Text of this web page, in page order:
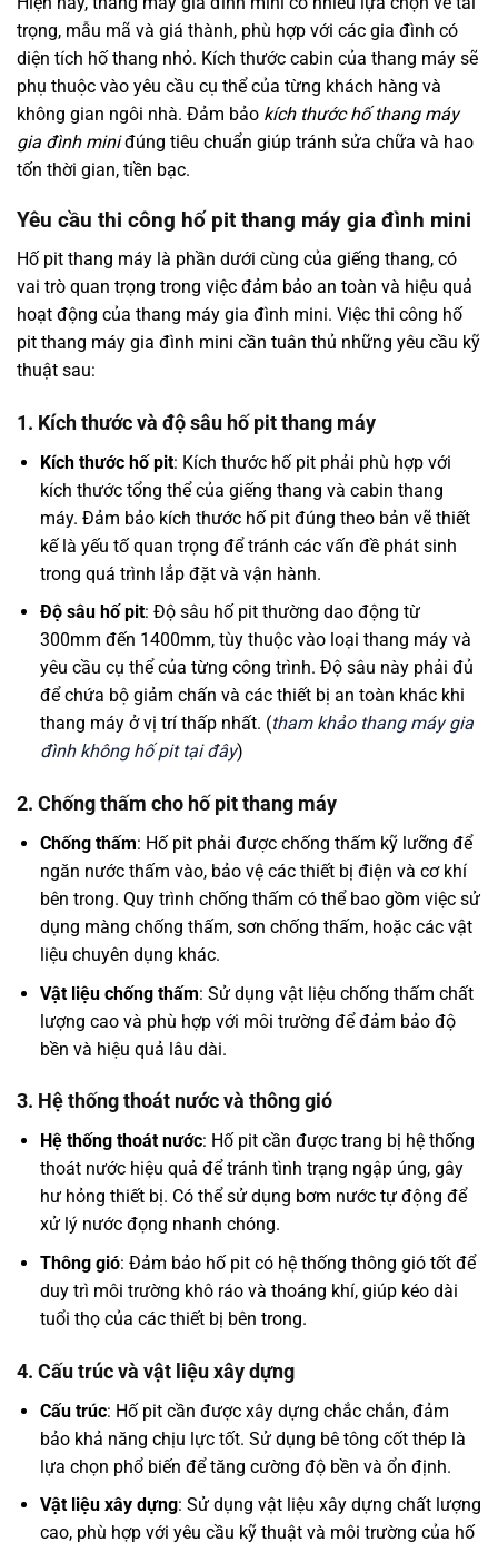
trọng, mẫu mã và giá thành, phù hợp với các gia đình có
diện tích hố thang nhỏ. Kích thước cabin của thang máy sẽ
phụ thuộc vào yêu cầu cụ thể của từng khách hàng và
không gian ngôi nhà. Đảm bảo kích thước hố thang máy
gia đình miniđúng tiêu chuẩn giúp tránh sửa chữa và hao
tốn thời gian, tiền bạc.
Yêu cầu thi công hố pit thang máy gia đình mini
Hố pit thang máy là phần dưới cùng của giếng thang, có
vai trò quan trọng trong việc đảm bảo an toàn và hiệu quả
hoạt động của thang máy gia đình mini. Việc thi công hố
pit thang máy gia đình mini cần tuân thủ những yêu cầu kỹ
thuật sau:
1. Kích thước và độ sâu hố pit thang máy
Kích thước hố pit: Kích thước hố pit phải phù hợp với
kích thước tổng thể của giếng thang và cabin thang
máy. Đảm bảo kích thước hố pit đúng theo bản vẽ thiết
kế là yếu tố quan trọng để tránh các vấn đề phát sinh
trong quá trình lắp đặt và vận hành.
Độ sâu hố pit: Độ sâu hố pit thường dao động từ
300mm đến 1400mm, tùy thuộc vào loại thang máy và
yêu cầu cụ thể của từng công trình. Độ sâu này phải đủ
để chứa bộ giảm chấn và các thiết bị an toàn khác khi
thang máy ở vị trí thấp nhất. (tham khảo thang máy gia
đình không hố pit tại đây)
2. Chống thấm cho hố pit thang máy
Chống thấm: Hố pit phải được chống thấm kỹ lưỡng để
ngăn nước thấm vào, bảo vệ các thiết bị điện và cơ khí
bên trong. Quy trình chống thấm có thể bao gồm việc sử
dụng màng chống thấm, sơn chống thấm, hoặc các vật
liệu chuyên dụng khác.
Vật liệu chống thấm: Sử dụng vật liệu chống thấm chất
lượng cao và phù hợp với môi trường để đảm bảo độ
bền và hiệu quả lâu dài.
3. Hệ thống thoát nước và thông gió
Hệ thống thoát nước: Hố pit cần được trang bị hệ thống
thoát nước hiệu quả để tránh tình trạng ngập úng, gây
hư hỏng thiết bị. Có thể sử dụng bơm nước tự động để
xử lý nước đọng nhanh chóng.
Thông gió: Đảm bảo hố pit có hệ thống thông gió tốt để
duy trì môi trường khô ráo và thoáng khí, giúp kéo dài
tuổi thọ của các thiết bị bên trong.
4. Cấu trúc và vật liệu xây dựng
Cấu trúc: Hố pit cần được xây dựng chắc chắn, đảm
bảo khả năng chịu lực tốt. Sử dụng bê tông cốt thép là
lựa chọn phổ biến để tăng cường độ bền và ổn định.
Vật liệu xây dựng: Sử dụng vật liệu xây dựng chất lượng
cao, phù hợp với yêu cầu kỹ thuật và môi trường của hố